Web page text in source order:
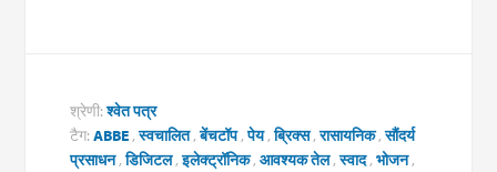
श्रेणी:श्वेत पत्र
टैग:ABBE ,स्वचालित,बेंचटॉप,पेय,ब्रिक्स,रासायनिक,सौंदर्य
प्रसाधन,डिजिटल,इलेक्ट्रॉनिक,आवश्यक तेल,स्वाद,भोजन,